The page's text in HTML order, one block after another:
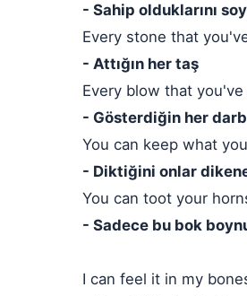
- Sahip olduklarını
Every stone that
- Attığın her taş
Every blow that
- Gösterdiğin her
You can keep what
- Diktiğini onlar
You can toot your
- Sadece bu bok
I can feel it in my